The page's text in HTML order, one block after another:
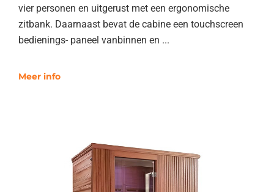
vier personen en uitgerust met een ergonomische
zitbank. Daarnaast bevat de cabine een touchscreen
bedienings- paneel vanbinnen en ...
Meer info